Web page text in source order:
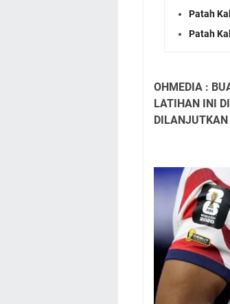
Patah
Patah
OHMEDIA :
LATIHAN INI